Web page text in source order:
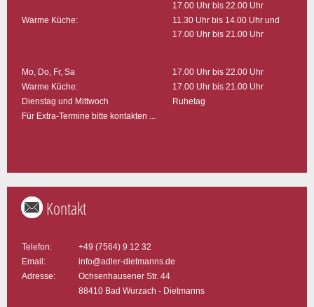
Warme Küche:
17.00 Uhr bis 22.00 Uhr
11.30 Uhr bis 14.00 Uhr und
17.00 Uhr bis 21.00 Uhr
Mo, Do, Fr, Sa
Warme Küche:
Dienstag und Mittwoch
Für Extra-Termine bitte kontakten ...
17.00 Uhr bis 22.00 Uhr
17.00 Uhr bis 21.00 Uhr
Ruhetag
Kontakt
Telefon:
Email:
Adresse:
+49 (7564) 9 12 32
info@adler-dietmanns.de
Ochsenhausener Str. 44
88410 Bad Wurzach - Dietmanns